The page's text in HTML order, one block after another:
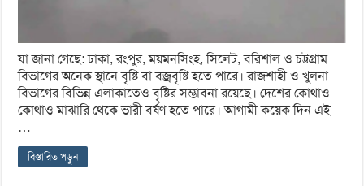
যা জানা গেছে: ঢাকা, রংপুর, ময়মনসিংহ, সিলেট, বরিশাল ও চট্টগ্রাম
বিভাগের অনেক স্থানে বৃষ্টি বা বজ্রবৃষ্টি হতে পারে। রাজশাহী ও খুলনা
বিভাগের বিভিন্ন এলাকাতেও বৃষ্টির সম্ভাবনা রয়েছে। দেশের কোথাও
কোথাও মাঝারি থেকে ভারী বর্ষণ হতে পারে। আগামী কয়েক দিন এই
…
বিস্তারিত পড়ুন